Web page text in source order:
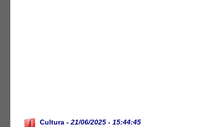
Cultura - 21/06/2025 - 15:44:45